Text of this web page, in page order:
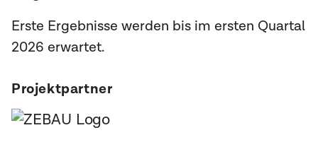
Erste Ergebnisse werden bis im ersten Quartal
2026 erwartet.
Projektpartner